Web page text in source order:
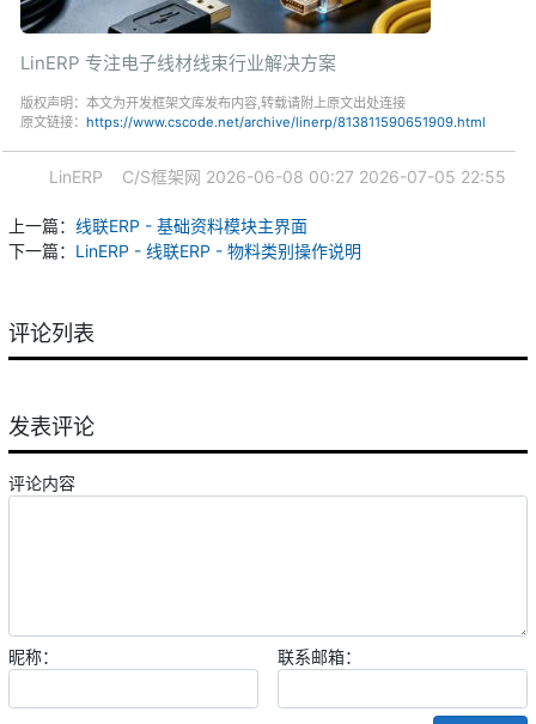
LinERP 专注电子线材线束行业解决方案
版权声明：本文为开发框架文库发布内容,转载请附上原文出处连接
原文链接： https://www.cscode.net/archive/linerp/813811590651909.html
LinERP C/S框架网 2026-06-08 00:27 2026-07-05 22:55
上一篇： 线联ERP - 基础资料模块主界面
下一篇： LinERP - 线联ERP - 物料类别操作说明
评论列表
发表评论
评论内容
昵称： 联系邮箱：